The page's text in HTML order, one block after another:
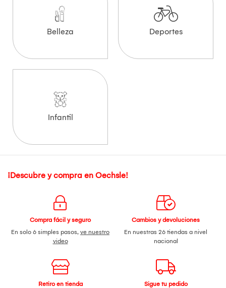
Belleza Deportes
Infantil
¡Descubre y compra en Oechsle!
Compra fácil y seguro
En solo 6 simples pasos, ve nuestro
video
Cambios y devoluciones
En nuestras 26 tiendas a nivel
nacional
Retiro en tienda
Sigue tu pedido